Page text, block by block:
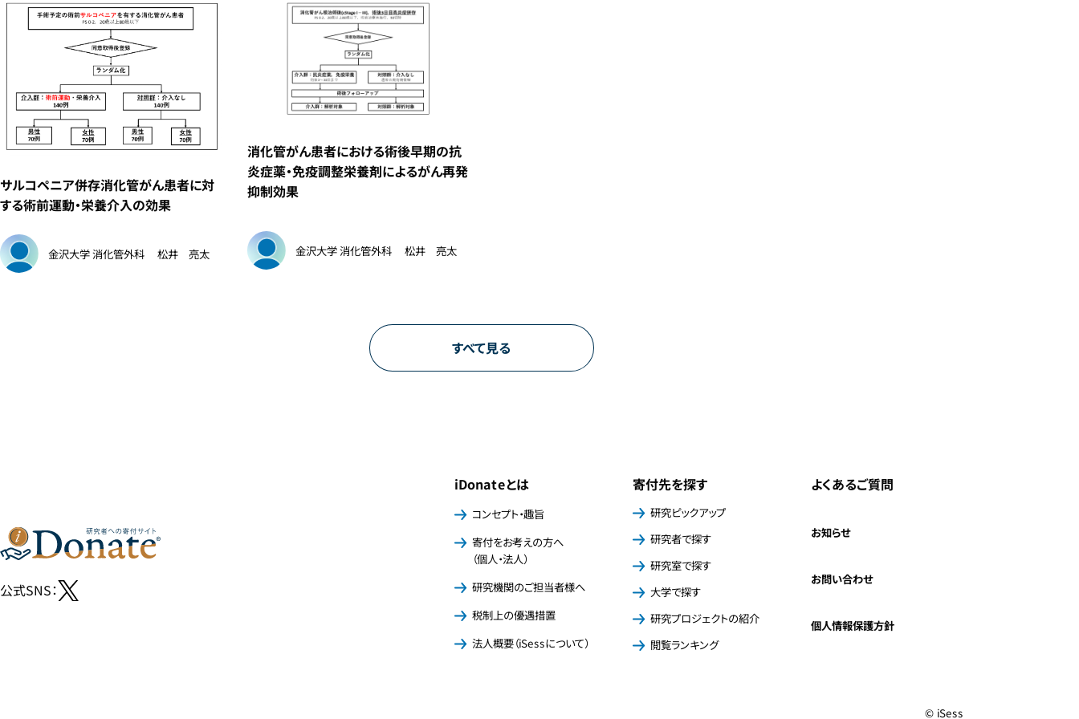
サルコペニア併存消化管がん患者に対
する術前運動・栄養介入の効果
金沢大学 消化管外科 松井 亮太
消化管がん患者における術後早期の抗
炎症薬・免疫調整栄養剤によるがん再発
抑制効果
金沢大学 消化管外科 松井 亮太
すべて見る
公式SNS：
iDonateとは
コンセプト・趣旨
寄付をお考えの方へ
（個人・法人）
研究機関のご担当者様へ
税制上の優遇措置
法人概要（iSessについて）
寄付先を探す
研究ピックアップ
研究者で探す
研究室で探す
大学で探す
研究プロジェクトの紹介
閲覧ランキング
よくあるご質問
お知らせ
お問い合わせ
個人情報保護方針
© iSess